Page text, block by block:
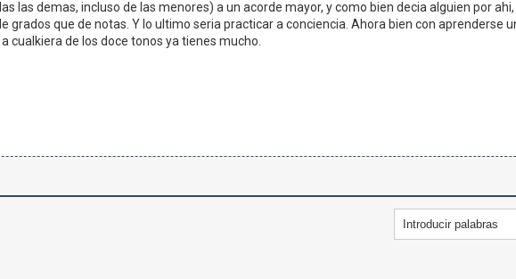
las demas, incluso de las menores) a un acorde mayor, y como bien decia alguien por
grados que de notas. Y lo ultimo seria practicar a conciencia. Ahora bien con aprenderse
cualkiera de los doce tonos ya tienes mucho.